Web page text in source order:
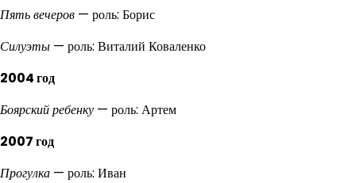
Пять вечеров — роль: Борис
Силуэты — роль: Виталий Коваленко
2004 год
Боярский ребенку — роль: Артем
2007 год
Прогулка — роль: Иван